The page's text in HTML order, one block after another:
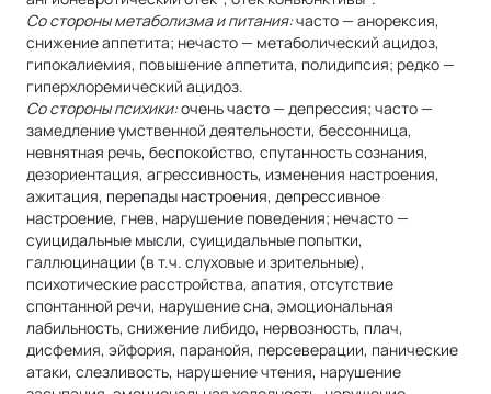
Со стороны метаболизма и питания:часто — анорексия,
снижение аппетита; нечасто — метаболический ацидоз,
гипокалиемия, повышение аппетита, полидипсия; редко —
гиперхлоремический ацидоз.
Со стороны психики:очень часто — депрессия; часто —
замедление умственной деятельности, бессонница,
невнятная речь, беспокойство, спутанность сознания,
дезориентация, агрессивность, изменения настроения,
ажитация, перепады настроения, депрессивное
настроение, гнев, нарушение поведения; нечасто —
суицидальные мысли, суицидальные попытки,
галлюцинации (в т.ч. слуховые и зрительные),
психотические расстройства, апатия, отсутствие
спонтанной речи, нарушение сна, эмоциональная
лабильность, снижение либидо, нервозность, плач,
дисфемия, эйфория, паранойя, персеверации, панические
атаки, слезливость, нарушение чтения, нарушение